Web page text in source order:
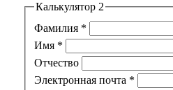
Калькулятор 2
Фамилия *
Имя *
Отчество
Электронная почта *